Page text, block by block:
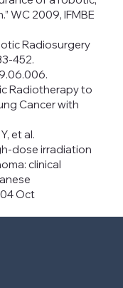
WC 2009, IFMBE
Radiosurgery
452.
Radiotherapy to
Cancer with
et al.
dose irradiation
clinical
Oct